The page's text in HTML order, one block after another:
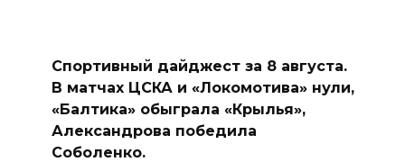
Спортивный дайджест за 8 августа.
В матчах ЦСКА и «Локомотива» нули,
«Балтика» обыграла «Крылья»,
Александрова победила
Соболенко.